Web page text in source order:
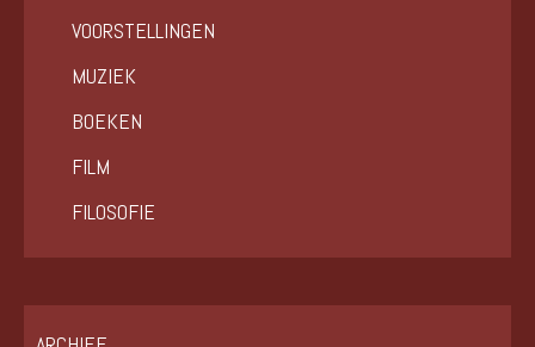
VOORSTELLINGEN
MUZIEK
BOEKEN
FILM
FILOSOFIE